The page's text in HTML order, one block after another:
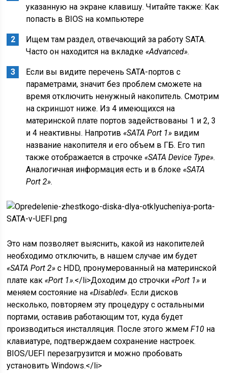
указанную на экране клавишу. Читайте также: Как
попасть в BIOS на компьютере
Ищем там раздел, отвечающий за работу SATA.
Часто он находится на вкладке«Advanced».
Если вы видите перечень SATA-портов с
параметрами, значит без проблем сможете на
время отключить ненужный накопитель. Смотрим
на скриншот ниже. Из 4 имеющихся на
материнской плате портов задействованы 1 и 2, 3
и 4 неактивны. Напротив«SATA Port 1» видим
название накопителя и его объем в ГБ. Его тип
также отображается в строчке«SATA Device Type».
Аналогичная информация есть и в блоке«SATA
Port 2».
Это нам позволяет выяснить, какой из накопителей
необходимо отключить, в нашем случае им будет
«SATA Port 2» с HDD, пронумерованный на материнской
плате как«Port 1».</li>Доходим до строчки«Port 1» и
меняем состояние на«Disabled». Если дисков
несколько, повторяем эту процедуру с остальными
портами, оставив работающим тот, куда будет
производиться инсталляция. После этого жмемF10 на
клавиатуре, подтверждаем сохранение настроек.
BIOS/UEFI перезагрузится и можно пробовать
установить Windows.</li>